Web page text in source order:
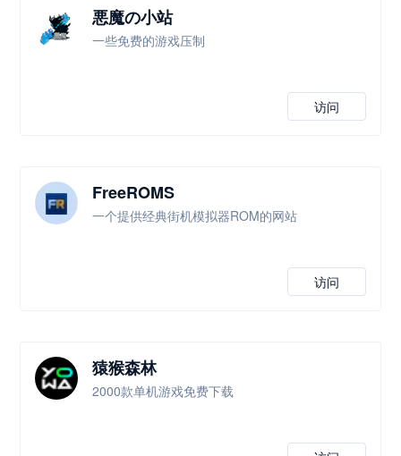
悪魔の小站
一些免费的游戏压制
访问
FreeROMS
一个提供经典街机模拟器ROM的网站
访问
猿猴森林
2000款单机游戏免费下载